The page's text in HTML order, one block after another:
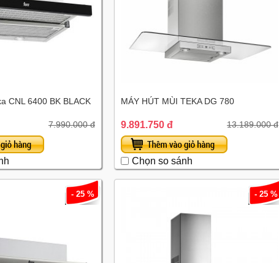
CNL 6400 BK BLACK
7.990.000 đ
MÁY HÚT MÙI TEKA DG 780
9.891.750 đ 13.189.000 đ
Chọn so sánh
- 25 % - 25 %